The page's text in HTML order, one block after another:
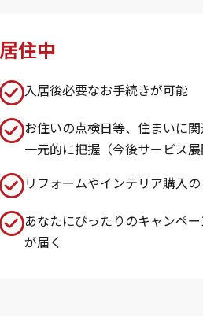
居住中
入居後必要なお手続きが可能
お住いの点検日等、住まいに
一元的に把握（今後サービス展
リフォームやインテリア購入
あなたにぴったりのキャンペ
が届く